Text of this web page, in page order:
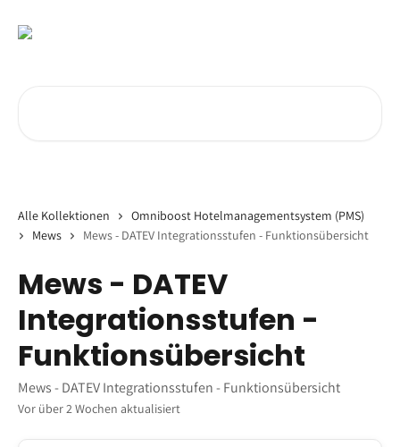
Alle Kollektionen
Omniboost Hotelmanagementsystem (PMS)
Mews
Mews - DATEV Integrationsstufen - Funktionsübersicht
Mews - DATEV
Integrationsstufen -
Funktionsübersicht
Mews - DATEV Integrationsstufen - Funktionsübersicht
Vor über 2 Wochen aktualisiert